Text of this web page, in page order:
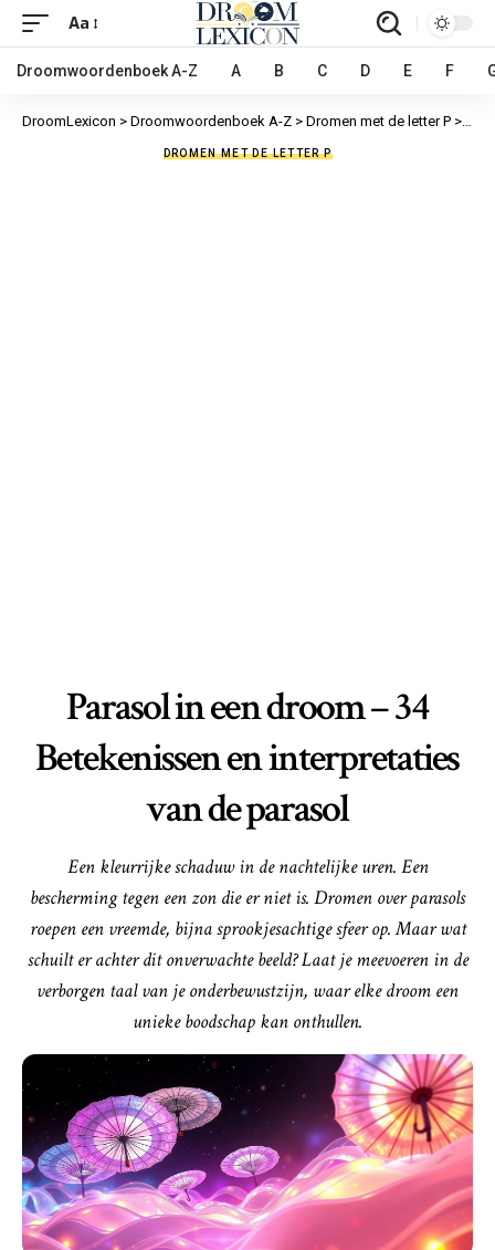
Aa
Droomwoordenboek A-Z A B C D E F
DroomLexicon > Droomwoordenboek A-Z > Dromen met de letter P >
DROMEN MET DE LETTER P
Parasol in een droom – 34
Betekenissen en interpretaties
van de parasol
Een kleurrijke schaduw in de nachtelijke uren. Een
bescherming tegen een zon die er niet is. Dromen over parasols
roepen een vreemde, bijna sprookjesachtige sfeer op. Maar wat
schuilt er achter dit onverwachte beeld? Laat je meevoeren in de
verborgen taal van je onderbewustzijn, waar elke droom een
unieke boodschap kan onthullen.